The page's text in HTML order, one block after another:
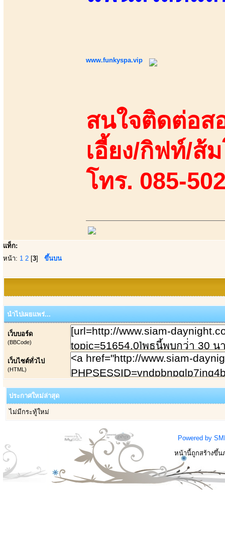
www.funkyspa.vip
สนใจติดต่อส
เอี้ยง/กิฟท์/ส้
โทร. 085-
แท็ก:
หน้า: 1 2 [3] ขึ้นบน
นำไปเผยแพร่...
เว็บบอร์ด
(BBCode)
เว็บไซต์ทั่วไป
(HTML)
ประกาศใหม่ล่าสุด
ไม่มีกระทู้ใหม่
Powered by
หน้านี้ถูกสร้างขึ้น